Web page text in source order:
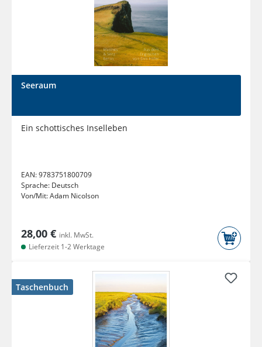
Seeraum
Ein schottisches Inselleben
EAN:9783751800709
Sprache: Deutsch
Von/Mit:Adam Nicolson
28,00 € inkl. MwSt.
Lieferzeit 1-2 Werktage
Taschenbuch